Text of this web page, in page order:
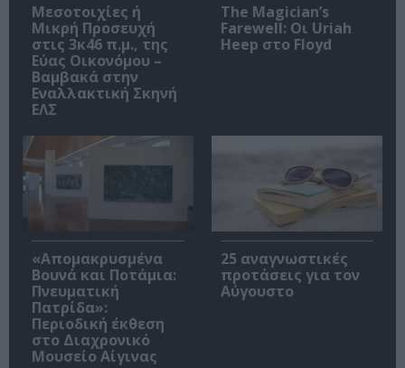
Μεσοτοιχίες ή
Μικρή Προσευχή
στις 3κ46 π.μ., της
Εύας Οικονόμου –
Βαμβακά στην
Εναλλακτική Σκηνή
ΕΛΣ
The Magician’s
Farewell: Οι Uriah
Heep στο Floyd
«Απομακρυσμένα
Βουνά και Ποτάμια:
Πνευματική
Πατρίδα»:
Περιοδική έκθεση
στο Διαχρονικό
Μουσείο Αίγινας
25 αναγνωστικές
προτάσεις για τον
Αύγουστο